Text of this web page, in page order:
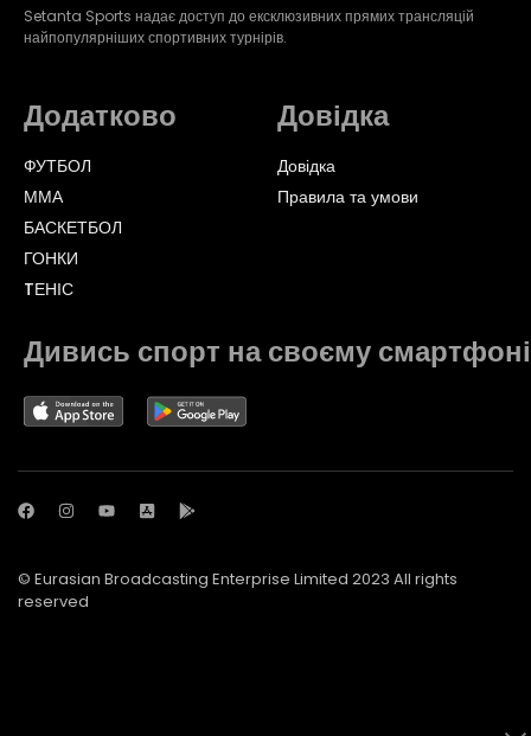
Setanta Sports надає доступ до ексклюзивних прямих трансляцій
найпопулярніших спортивних турнірів.
Додатково
ФУТБОЛ
ММА
БАСКЕТБОЛ
ГОНКИ
TЕНІС
Довідка
Довідка
Правила та умови
Дивись спорт на своєму смартфоні
© Eurasian Broadcasting Enterprise Limited 2023 All rights
reserved